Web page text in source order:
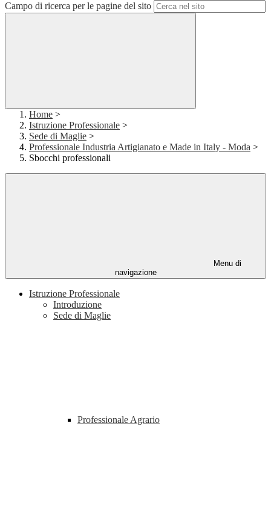
Campo di ricerca per le pagine del sito
Home >
Istruzione Professionale >
Sede di Maglie >
Professionale Industria Artigianato e Made in Italy - Moda >
Sbocchi professionali
Menu di
navigazione
Istruzione Professionale
Introduzione
Sede di Maglie
Professionale Agrario